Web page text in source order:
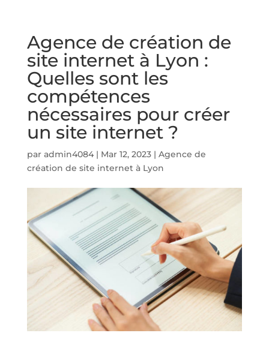
Agence de création de
site internet à Lyon :
Quelles sont les
compétences
nécessaires pour créer
un site internet ?
par admin4084| Mar 12, 2023| Agence de
création de site internet à Lyon